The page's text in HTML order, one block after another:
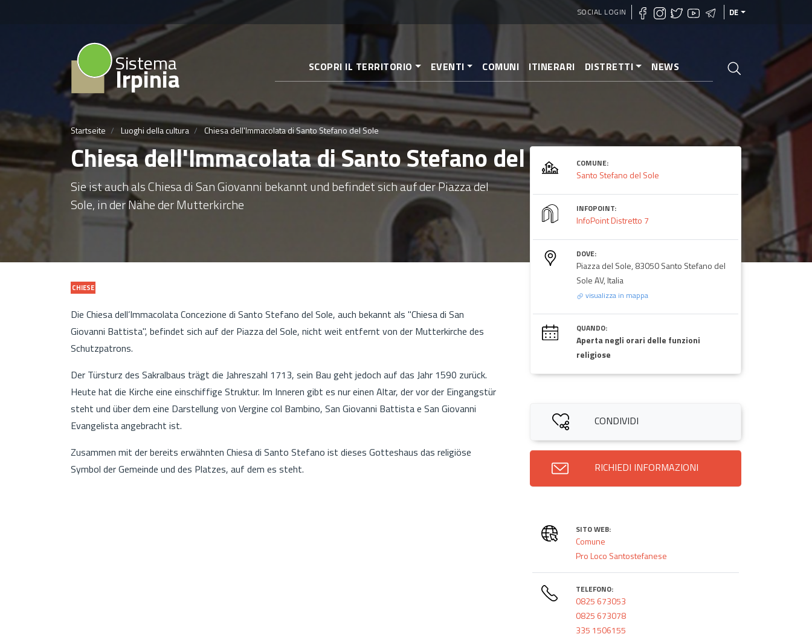
zum
SOCIAL LOGIN DE
Sistema
Irpinia SCOPRI IL TERRITORIO EVENTI COMUNI ITINERARI DISTRETTI NEWS
Startseite Luoghi della cultura Chiesa dell'Immacolata di Santo Stefano del Sole
Chiesa dell'Immacolata di Santo Stefano del Sole
Sie ist auch als Chiesa di San Giovanni bekannt und befindet sich auf der Piazza del
Sole, in der Nähe der Mutterkirche
CHIESE
Die Chiesa dell’Immacolata Concezione di Santo Stefano del Sole, auch bekannt als "Chiesa di San
Giovanni Battista", befindet sich auf der Piazza del Sole, nicht weit entfernt von der Mutterkirche des
Schutzpatrons.
Der Türsturz des Sakralbaus trägt die Jahreszahl 1713, sein Bau geht jedoch auf das Jahr 1590 zurück.
Heute hat die Kirche eine einschiffige Struktur. Im Inneren gibt es nur einen Altar, der vor der Eingangstür
steht und über dem eine Darstellung von Vergine col Bambino, San Giovanni Battista e San Giovanni
Evangelista angebracht ist.
Zusammen mit der bereits erwähnten Chiesa di Santo Stefano ist dieses Gotteshaus das religiöse
Symbol der Gemeinde und des Platzes, auf dem es steht.
COMUNE:
Santo Stefano del Sole
INFOPOINT:
InfoPoint Distretto 7
DOVE:
Piazza del Sole, 83050 Santo Stefano del
Sole AV, Italia
visualizza in mappa
QUANDO:
Aperta negli orari delle funzioni
religiose
CONDIVIDI
RICHIEDI INFORMAZIONI
SITO WEB:
Comune
Pro Loco Santostefanese
TELEFONO:
0825 673053
0825 673078
335 1506155